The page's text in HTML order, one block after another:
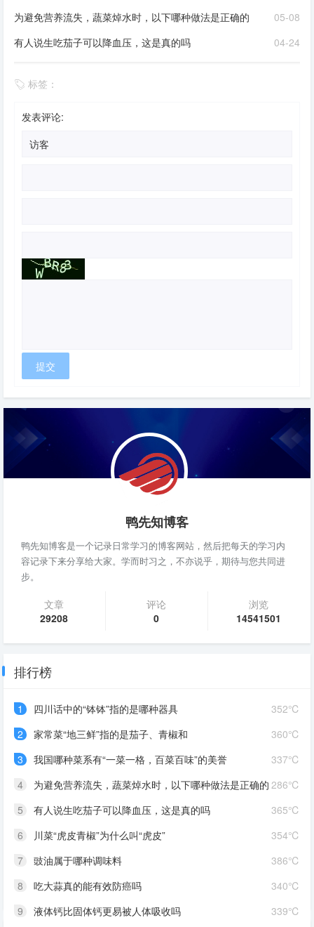
05-08
为避免营养流失，蔬菜焯水时，以下哪种做法是正确的
04-24
有人说生吃茄子可以降血压，这是真的吗
标签：
发表评论:
鸭先知博客
鸭先知博客是一个记录日常学习的博客网站，然后把每天的学习内
容记录下来分享给大家。学而时习之，不亦说乎，期待与您共同进
步。
文章
29208
评论
0
浏览
14541501
排行榜
352℃
1
四川话中的“钵钵”指的是哪种器具
360℃
2
家常菜“地三鲜”指的是茄子、青椒和
337℃
3
我国哪种菜系有“一菜一格，百菜百味”的美誉
286℃
4
为避免营养流失，蔬菜焯水时，以下哪种做法是正确的
365℃
5
有人说生吃茄子可以降血压，这是真的吗
354℃
6
川菜“虎皮青椒”为什么叫“虎皮”
386℃
7
豉油属于哪种调味料
340℃
8
吃大蒜真的能有效防癌吗
339℃
9
液体钙比固体钙更易被人体吸收吗